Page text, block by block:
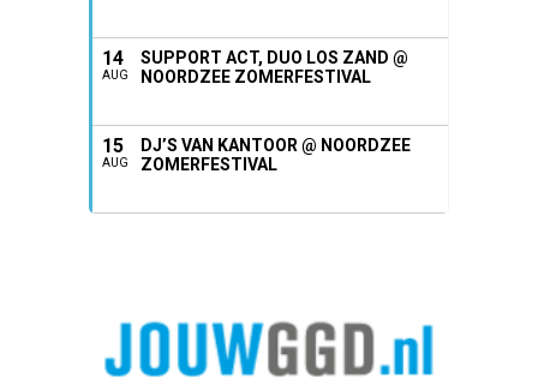
14
AUG
SUPPORT ACT, DUO LOS ZAND @
NOORDZEE ZOMERFESTIVAL
15
AUG
DJ’S VAN KANTOOR @ NOORDZEE
ZOMERFESTIVAL